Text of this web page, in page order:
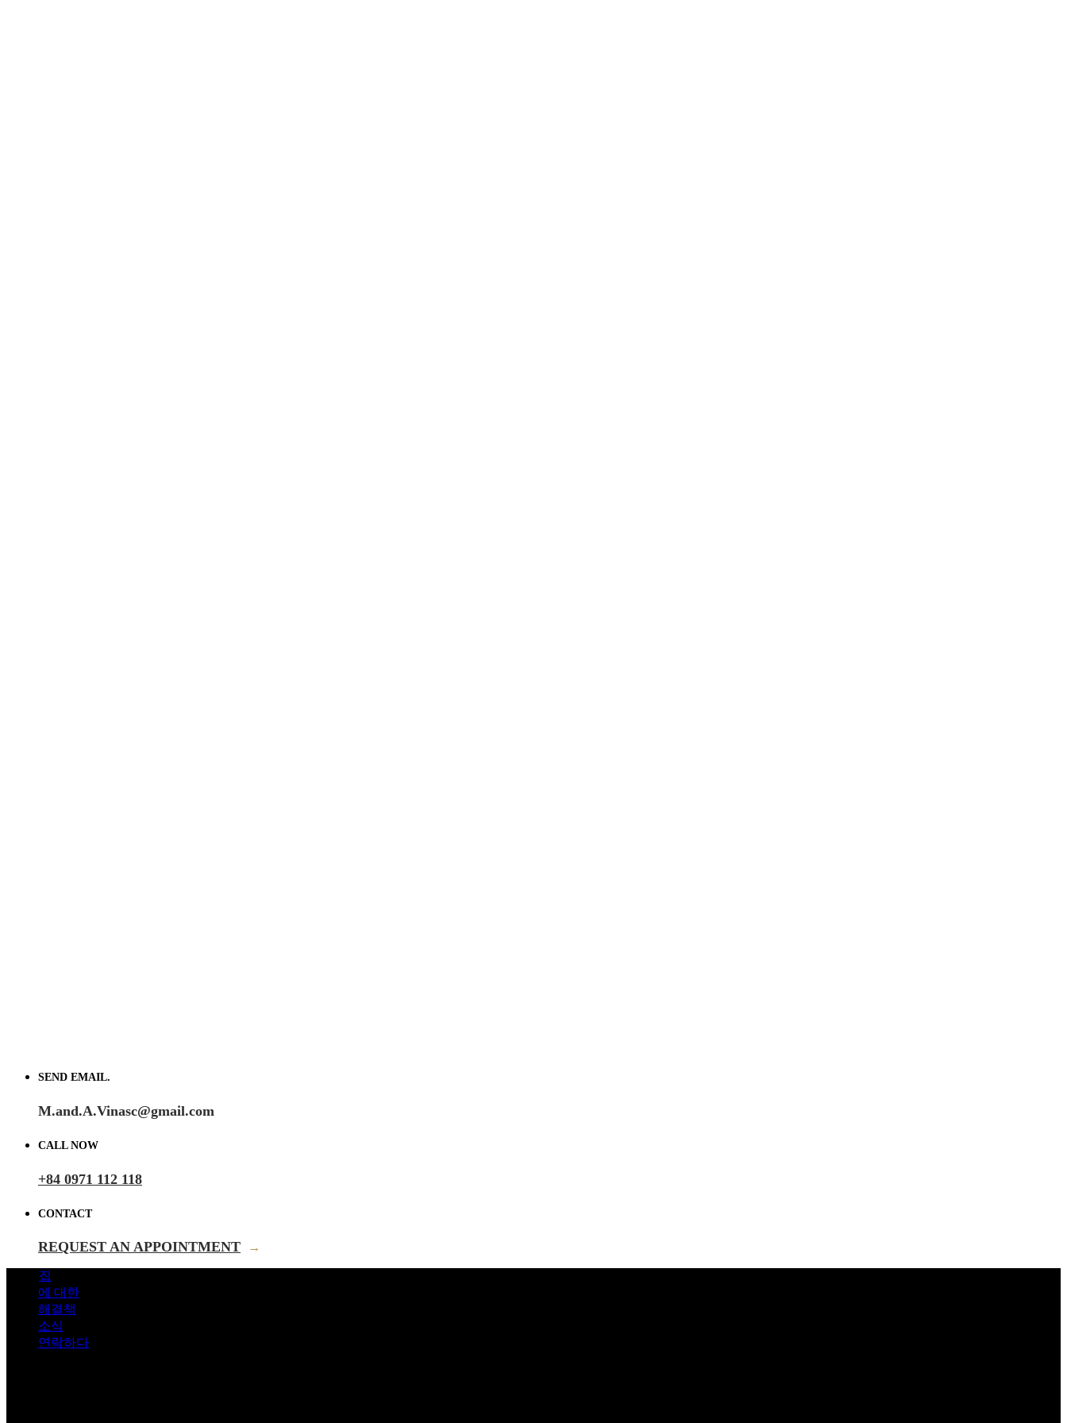
SEND EMAIL.
M.and.A.Vinasc@gmail.com
CALL NOW
+84 0971 112 118
CONTACT
REQUEST AN APPOINTMENT →
집
에 대한
해결책
소식
연락하다